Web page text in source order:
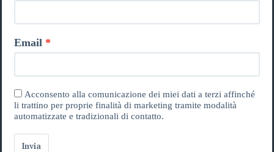
Email
Acconsento alla comunicazione dei miei dati a terzi affinché
li trattino per proprie finalità di marketing tramite modalità
automatizzate e tradizionali di contatto.
Invia